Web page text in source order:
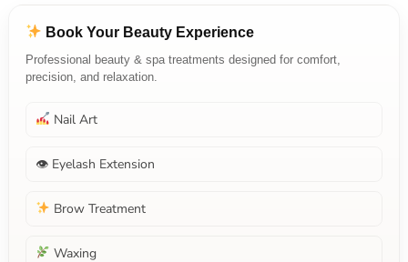
Book Your Beauty Experience
Professional beauty & spa treatments designed for comfort,
precision, and relaxation.
Nail Art
👁 Eyelash Extension
Brow Treatment
Waxing